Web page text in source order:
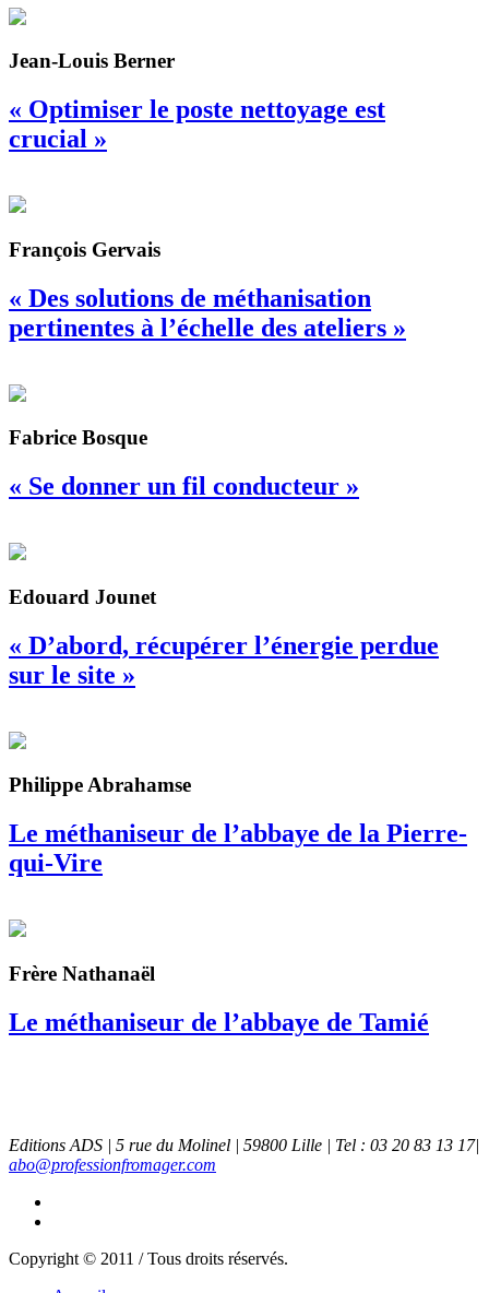
Jean-Louis Berner
« Optimiser le poste nettoyage est
crucial »
François Gervais
« Des solutions de méthanisation
pertinentes à l’échelle des ateliers »
Fabrice Bosque
« Se donner un fil conducteur »
Edouard Jounet
« D’abord, récupérer l’énergie perdue
sur le site »
Philippe Abrahamse
Le méthaniseur de l’abbaye de la Pierre-
qui-Vire
Frère Nathanaël
Le méthaniseur de l’abbaye de Tamié
Editions ADS | 5 rue du Molinel | 59800 Lille | Tel : 03 20 83 13 17|
abo@professionfromager.com
Copyright © 2011 / Tous droits réservés.